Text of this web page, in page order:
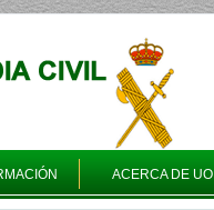
ACERCA DE UO